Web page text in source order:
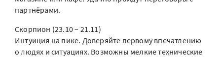
партнёрами.
Скорпион (23.10 – 21.11)
Интуиция на пике. Доверяйте первому впечатлению
о людях и ситуациях. Возможны мелкие технические